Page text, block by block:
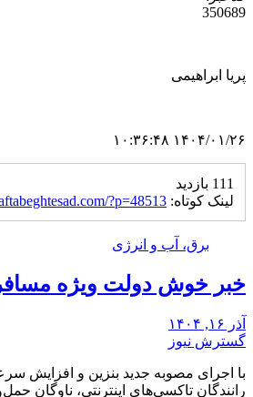
350689
پریا ابراهیمی
۱۴۰۴/۰۱/۲۶ ۱۰:۳۶:۴۸
111 بازدید
لینک کوتاه: ?p=48513
برق، آب و انرژی
خبر خوش دولت ویژه
آذر ۱۶, ۱۴۰۴
گسترش نیوز
با اجرای مصوبه جدید بنزین و
رانندگان تاکسی‌های اینترنتی، ناوگان